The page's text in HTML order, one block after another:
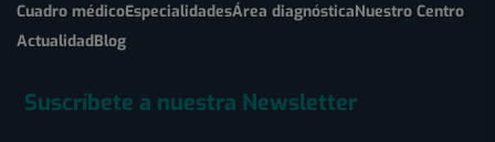
Cuadro médicoEspecialidadesÁrea diagnósticaNuestro Centro
ActualidadBlog
Suscríbete a nuestra Newsletter